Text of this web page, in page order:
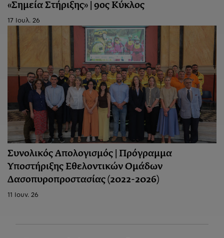
«Σημεία Στήριξης» | 9ος Κύκλος
17 Ιουλ. 26
Συνολικός Απολογισμός | Πρόγραμμα
Υποστήριξης Εθελοντικών Ομάδων
Δασοπυροπροστασίας (2022-2026)
11 Ιουν. 26